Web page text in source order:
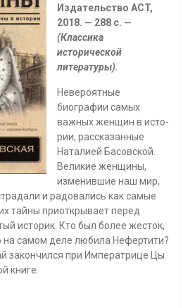
Издательство ACT,
2018. — 288 с. —
(Классика
исторической
литературы).
Невероятные
биографии самых
важных женщин в исто­
рии, рассказанные
Наталией Басовской.
Великие женщины,
изменившие наш мир,
и радовались как самые
тайны приоткрывает перед
историк. Кто был более жесток,
на самом деле любила Нефертити?
закончился при Императрице Цы
книге.